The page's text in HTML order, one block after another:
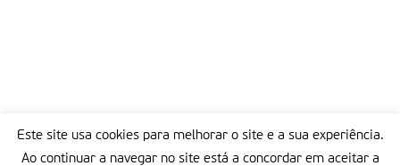
Este site usa cookies para melhorar o site e a sua experiência.
Ao continuar a navegar no site está a concordar em aceitar a